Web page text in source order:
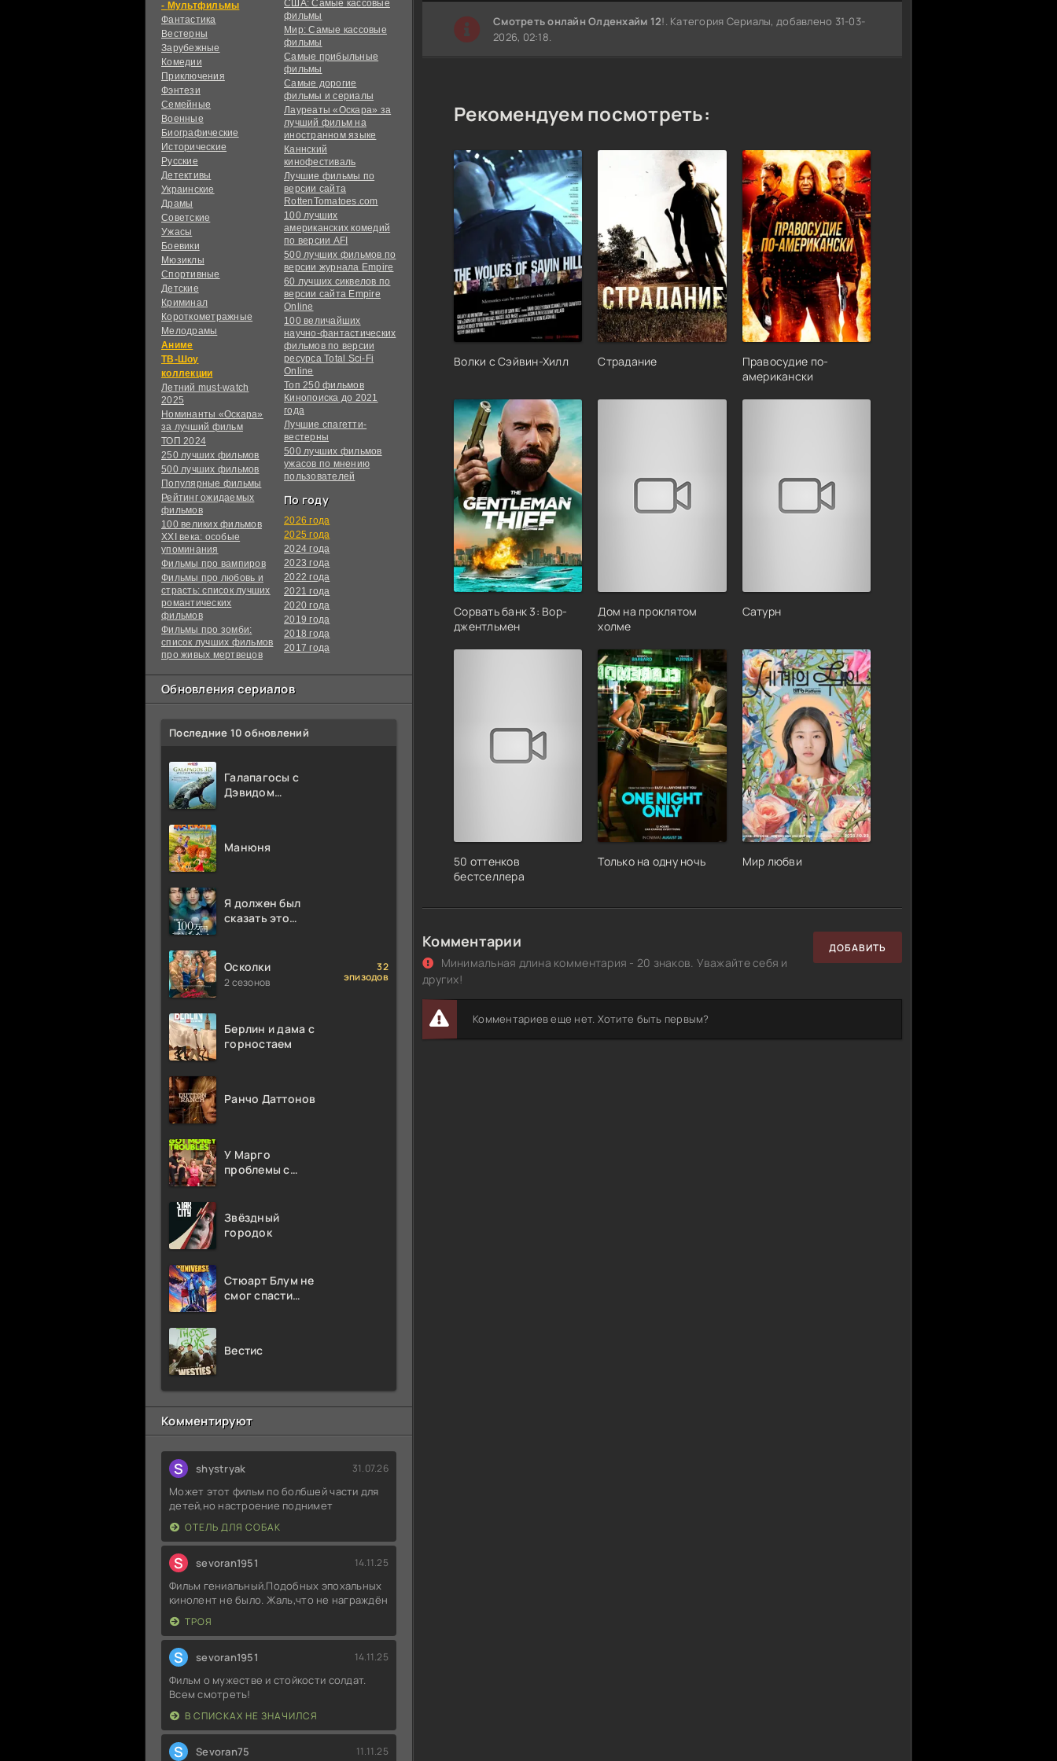
Мультфильмы
Фантастика
Вестерны
Зарубежные
Комедии
Приключения
Фэнтези
Семейные
Военные
Биографические
Исторические
Русские
Детективы
Украинские
Драмы
Советские
Ужасы
Боевики
Мюзиклы
Спортивные
Детские
Криминал
Короткометражные
Мелодрамы
Аниме
ТВ-Шоу
коллекции
Летний must-watch
2025
Номинанты «Оскара»
за лучший фильм
ТОП 2024
250 лучших фильмов
500 лучших фильмов
Популярные фильмы
Рейтинг ожидаемых
фильмов
100 великих фильмов
XXI века: особые
упоминания
Фильмы про вампиров
Фильмы про любовь и
страсть: список лучших
романтических
фильмов
Фильмы про зомби:
список лучших фильмов
про живых мертвецов
США: Самые кассовые
фильмы
Мир: Самые кассовые
фильмы
Самые прибыльные
фильмы
Самые дорогие
фильмы и сериалы
Лауреаты «Оскара» за
лучший фильм на
иностранном языке
Каннский
кинофестиваль
Лучшие фильмы по
версии сайта
RottenTomatoes.com
100 лучших
американских комедий
по версии AFI
500 лучших фильмов по
версии журнала Empire
60 лучших сиквелов по
версии сайта Empire
Online
100 величайших
научно-фантастических
фильмов по версии
ресурса Total Sci-Fi
Online
Топ 250 фильмов
Кинопоиска до 2021
года
Лучшие спагетти-
вестерны
500 лучших фильмов
ужасов по мнению
пользователей
По году
2026 года
2025 года
2024 года
2023 года
2022 года
2021 года
2020 года
2019 года
2018 года
2017 года
Обновления сериалов
Последние 10 обновлений
Галапагосы с
Дэвидом
Манюня
Я должен был
сказать это
Осколки
2 сезонов
32
эпизодов
Берлин и дама с
горностаем
Ранчо Даттонов
У Марго
проблемы с
Звёздный
городок
Стюарт Блум не
смог спасти
Вестис
Комментируют
S shystryak 31.07.26
Может этот фильм по болбшей части для
детей,но настроение поднимет
ОТЕЛЬ ДЛЯ СОБАК
S sevoran1951 14.11.25
Фильм гениальный.Подобных эпохальных
кинолент не было. Жаль,что не награждён
ТРОЯ
S sevoran1951 14.11.25
Фильм о мужестве и стойкости солдат.
Всем смотреть!
В СПИСКАХ НЕ ЗНАЧИЛСЯ
S Sevoran75 11.11.25
Cмотреть онлайн Олденхайм 12!. Категория Сериалы, добавлено 31-03-
2026, 02:18.
Рекомендуем посмотреть:
Волки с Сэйвин-Хилл Страдание
Правосудие по-
американски
Сорвать банк 3: Вор-
джентльмен
Дом на проклятом
холме
Сатурн
50 оттенков
бестселлера
Только на одну ночь Мир любви
Комментарии
Минимальная длина комментария - 20 знаков. Уважайте себя и
других!
ДОБАВИТЬ
Комментариев еще нет. Хотите быть первым?